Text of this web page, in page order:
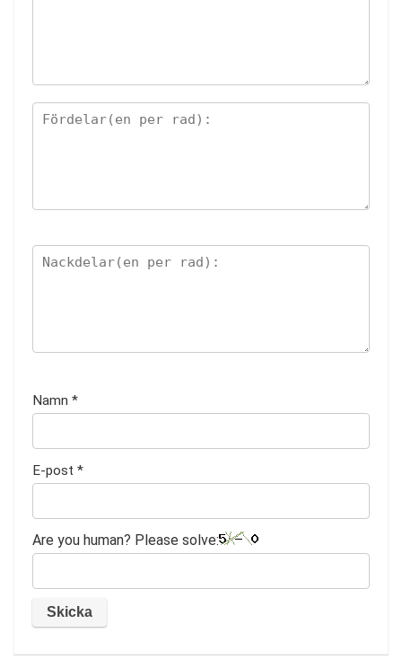
Namn *
E-post *
Are you human? Please solve: